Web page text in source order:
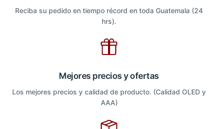
Reciba su pedido en tiempo récord en toda Guatemala (24
hrs).
Mejores precios y ofertas
Los mejores precios y calidad de producto. (Calidad OLED y
AAA)